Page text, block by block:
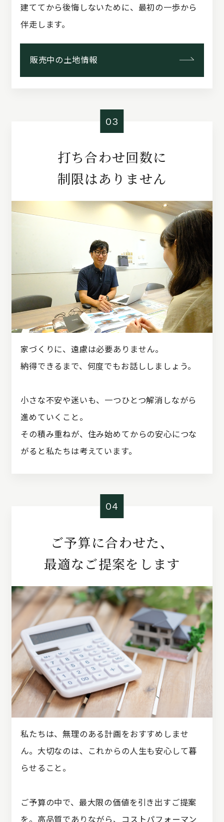
建ててから後悔しないために、最初の一歩から
伴走します。
販売中の土地情報
03
打ち合わせ回数に
制限はありません
家づくりに、遠慮は必要ありません。
納得できるまで、何度でもお話ししましょう。
小さな不安や迷いも、一つひとつ解消しながら
進めていくこと。
その積み重ねが、住み始めてからの安心につな
がると私たちは考えています。
04
ご予算に合わせた、
最適なご提案をします
私たちは、無理のある計画をおすすめしませ
ん。 大切なのは、これからの人生も安心して暮
らせること。
ご予算の中で、最大限の価値を引き出すご提案
を。 高品質でありながら、コストパフォーマン